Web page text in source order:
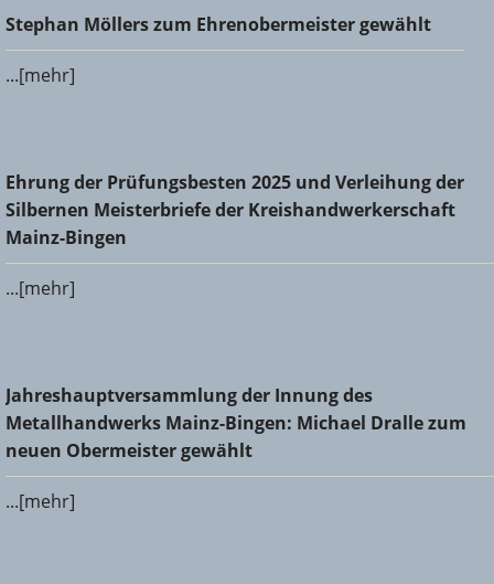
Stephan Möllers zum Ehrenobermeister gewählt
Stephan Möllers zum Ehrenobermeister gewählt
...[mehr]
Ehrung der Prüfungsbesten 2025 und Verleihung der
Silbernen Meisterbriefe der Kreishandwerkerschaft Mainz-
Bingen
Ehrung der Prüfungsbesten 2025 und Verleihung der
Silbernen Meisterbriefe der Kreishandwerkerschaft
Mainz-Bingen
...[mehr]
Jahreshauptversammlung der Innung des
Metallhandwerks Mainz-Bingen: Michael Dralle zum neuen
Obermeister gewählt
Jahreshauptversammlung der Innung des
Metallhandwerks Mainz-Bingen: Michael Dralle zum
neuen Obermeister gewählt
...[mehr]